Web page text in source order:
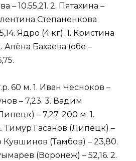
– 10.55,21. 2. Пятахина –
Степаненкова
Ядро (4 кг). 1. Кристина
Алёна Бахаева (обе –
60 м. 1. Иван Чесноков –
– 7,23. 3. Вадим
– 7,27. 200 м. 1.
Тимур Гасанов (Липецк) –
Кувшинов (Тамбов) – 23,80.
(Воронеж) – 52,16. 2.